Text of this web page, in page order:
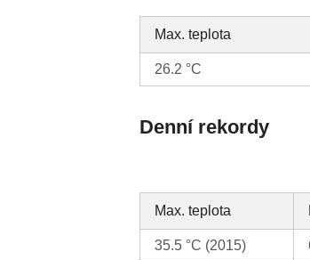
Max. teplota
26.2 °C
Denní rekordy
Max. teplota
35.5 °C (2015)